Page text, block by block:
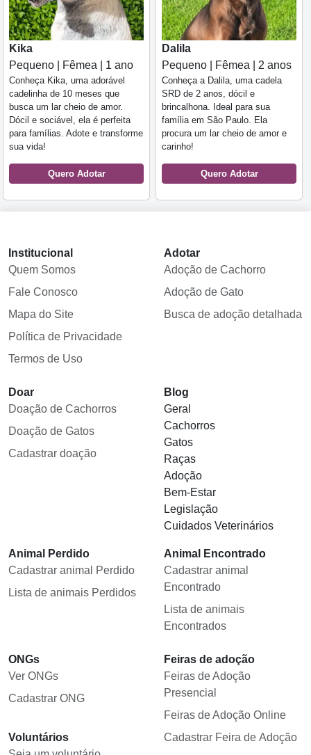
Kika
Pequeno | Fêmea | 1 ano
Conheça Kika, uma adorável
cadelinha de 10 meses que
busca um lar cheio de amor.
Dócil e sociável, ela é perfeita
para famílias. Adote e transforme
sua vida!
Quero Adotar
Dalila
Pequeno | Fêmea | 2 anos
Conheça a Dalila, uma cadela
SRD de 2 anos, dócil e
brincalhona. Ideal para sua
família em São Paulo. Ela
procura um lar cheio de amor e
carinho!
Quero Adotar
Institucional
Quem Somos
Fale Conosco
Mapa do Site
Política de Privacidade
Termos de Uso
Adotar
Adoção de Cachorro
Adoção de Gato
Busca de adoção detalhada
Doar
Doação de Cachorros
Doação de Gatos
Cadastrar doação
Blog
Geral
Cachorros
Gatos
Raças
Adoção
Bem-Estar
Legislação
Cuidados Veterinários
Animal Perdido
Cadastrar animal Perdido
Lista de animais Perdidos
Animal Encontrado
Cadastrar animal
Encontrado
Lista de animais
Encontrados
ONGs
Ver ONGs
Cadastrar ONG
Voluntários
Feiras de adoção
Feiras de Adoção
Presencial
Feiras de Adoção Online
Cadastrar Feira de Adoção